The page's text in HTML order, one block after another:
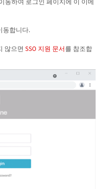
동합니다.
않으면 SSO 지원 문서를 참조합